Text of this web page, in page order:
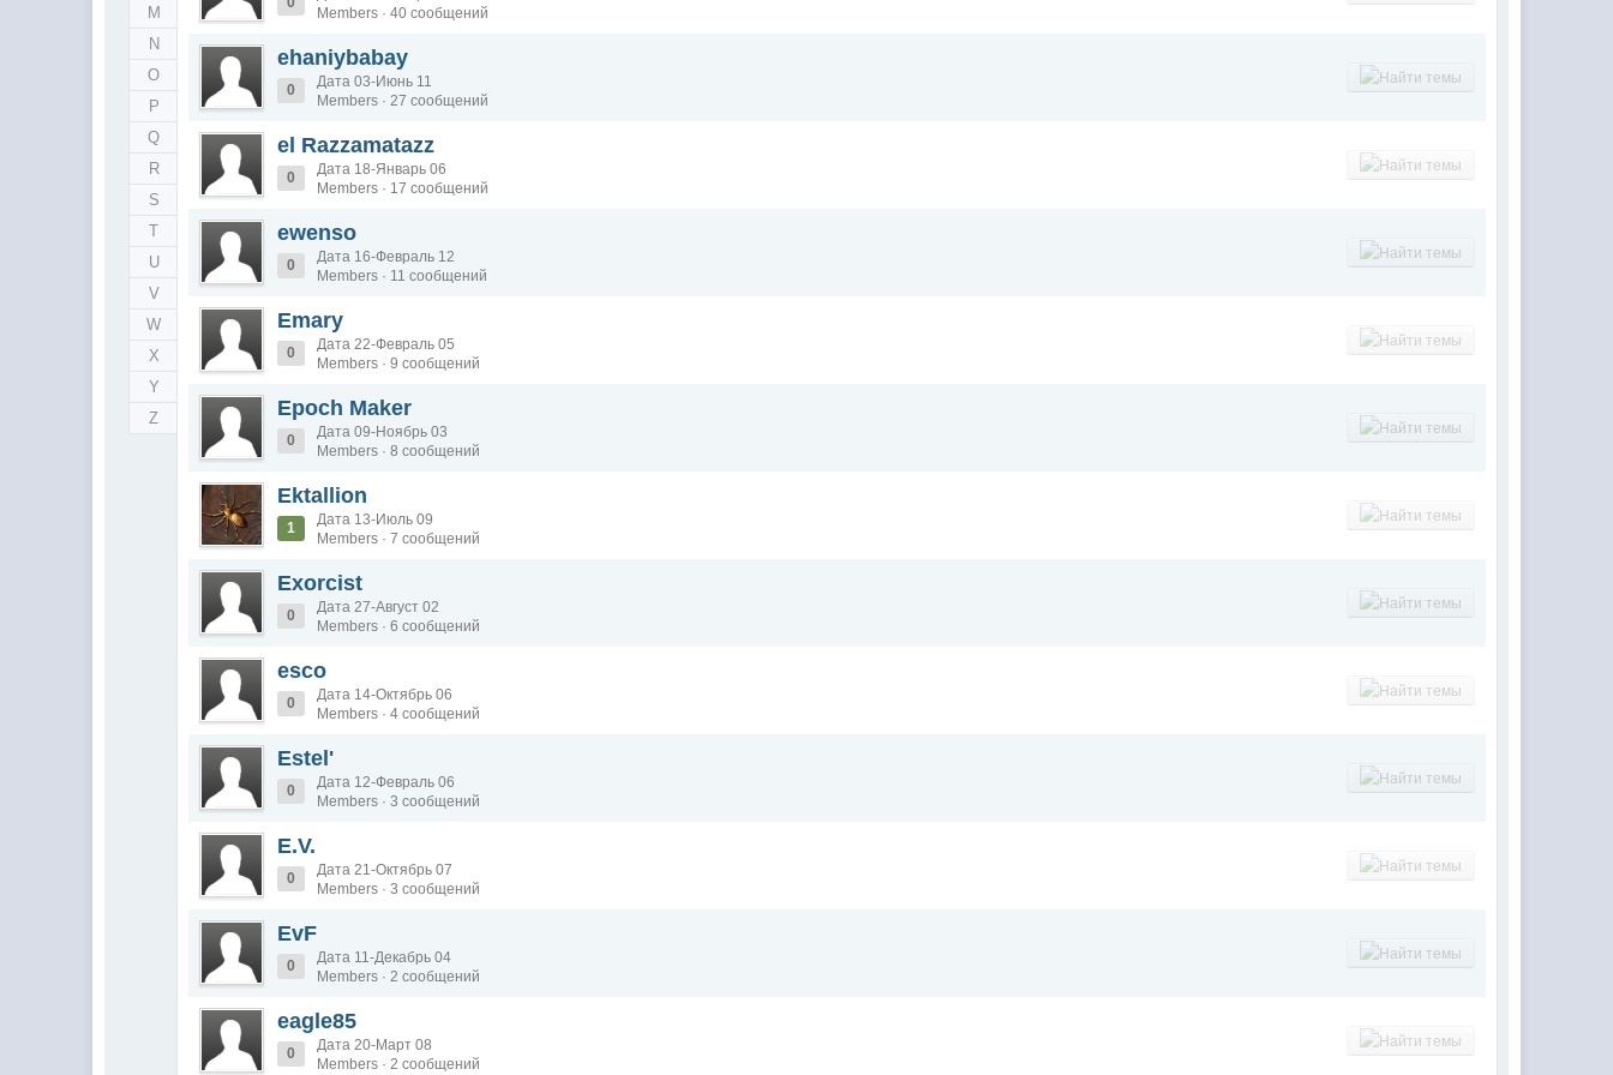
M
N
O
P
Q
R
S
T
U
V
W
X
Y
Z
Members · 40 сообщений
ehaniybabay
0
Дата 03-Июнь 11
Members · 27 сообщений
el Razzamatazz
0
Дата 18-Январь 06
Members · 17 сообщений
ewenso
0
Дата 16-Февраль 12
Members · 11 сообщений
Emary
0
Дата 22-Февраль 05
Members · 9 сообщений
Epoch Maker
0
Дата 09-Ноябрь 03
Members · 8 сообщений
Ektallion
1
Дата 13-Июль 09
Members · 7 сообщений
Exorcist
0
Дата 27-Август 02
Members · 6 сообщений
esco
0
Дата 14-Октябрь 06
Members · 4 сообщений
Estel'
0
Дата 12-Февраль 06
Members · 3 сообщений
E.V.
0
Дата 21-Октябрь 07
Members · 3 сообщений
EvF
0
Дата 11-Декабрь 04
Members · 2 сообщений
eagle85
0
Дата 20-Март 08
Members · 2 сообщений